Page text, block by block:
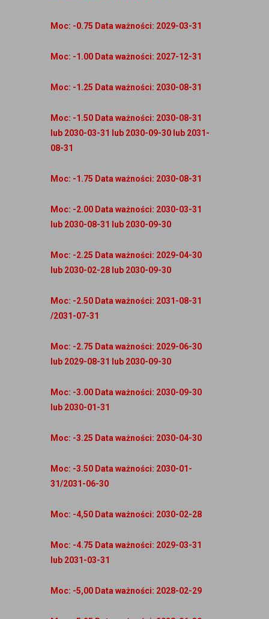
Moc: -0.75 Data ważności: 2029-03-31
Moc: -1.00 Data ważności: 2027-12-31
Moc: -1.25 Data ważności: 2030-08-31
Moc: -1.50 Data ważności: 2030-08-31
lub 2030-03-31 lub 2030-09-30 lub 2031-
08-31
Moc: -1.75 Data ważności: 2030-08-31
Moc: -2.00 Data ważności: 2030-03-31
lub 2030-08-31 lub 2030-09-30
Moc: -2.25 Data ważności: 2029-04-30
lub 2030-02-28 lub 2030-09-30
Moc: -2.50 Data ważności: 2031-08-31
/2031-07-31
Moc: -2.75 Data ważności: 2029-06-30
lub 2029-08-31 lub 2030-09-30
Moc: -3.00 Data ważności: 2030-09-30
lub 2030-01-31
Moc: -3.25 Data ważności: 2030-04-30
Moc: -3.50 Data ważności: 2030-01-
31/2031-06-30
Moc: -4,50 Data ważności: 2030-02-28
Moc: -4.75 Data ważności: 2029-03-31
lub 2031-03-31
Moc: -5,00 Data ważności: 2028-02-29